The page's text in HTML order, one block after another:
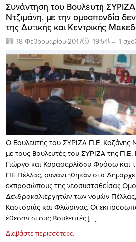
Συνάντηση του Βουλευτή
Ντζιμάνη, με την ομοσπονδία
της Δυτικής και Κεντρικής
18 Φεβρουαρίου 2017 19:54 1
Ο Βουλευτής του ΣΥΡΙΖΑ Π.Ε. Κοζάνης
με τους Βουλευτές του ΣΥΡΙΖΑ της
Γιώργο και Καρασαρλίδου Φρόσω και
ΠΕ Πέλλας, συναντήθηκαν στο
εκπροσώπους της νεοσυσταθείσας
Δενδροκαλιεργητών των νομών
Καστοριάς και Φλώρινας. Οι
έθεσαν στους Βουλευτές […]
Διαβάστε περισσότερα